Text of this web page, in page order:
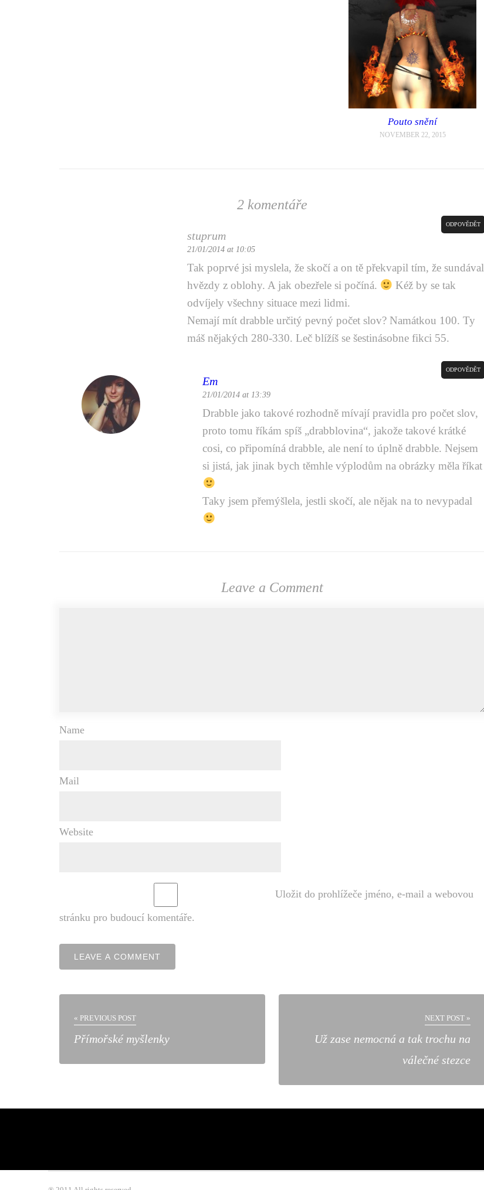
Pouto snění
NOVEMBER 22, 2015
2 komentáře
stuprum
21/01/2014 at 10:05
ODPOVĚDĚT
Tak poprvé jsi myslela, že skočí a on tě překvapil tím, že sundával
hvězdy z oblohy. A jak obezřele si počíná.
Kéž by se tak
odvíjely všechny situace mezi lidmi.
Nemají mít drabble určitý pevný počet slov? Namátkou 100. Ty
máš nějakých 280-330. Leč blížíš se šestinásobne fikci 55.
Em
21/01/2014 at 13:39
ODPOVĚDĚT
Drabble jako takové rozhodně mívají pravidla pro počet slov,
proto tomu říkám spíš „drabblovina“, jakože takové krátké
cosi, co připomíná drabble, ale není to úplně drabble. Nejsem
si jistá, jak jinak bych těmhle výplodům na obrázky měla říkat
Taky jsem přemýšlela, jestli skočí, ale nějak na to nevypadal
Leave a Comment
Name
Mail
Website
Uložit do prohlížeče jméno, e-mail a webovou
stránku pro budoucí komentáře.
« PREVIOUS POST
Přímořské myšlenky
NEXT POST »
Už zase nemocná a tak trochu na
válečné stezce